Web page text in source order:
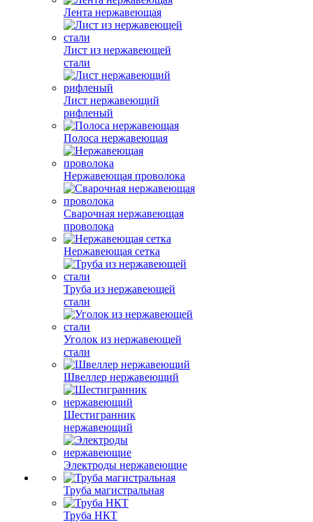
Лента нержавеющая
Лист из нержавеющей
стали
Лист нержавеющий
рифленый
Полоса нержавеющая
Нержавеющая проволока
Сварочная нержавеющая
проволока
Нержавеющая сетка
Труба из нержавеющей
стали
Уголок из нержавеющей
стали
Швеллер нержавеющий
Шестигранник
нержавеющий
Электроды нержавеющие
Труба магистральная
Труба НКТ